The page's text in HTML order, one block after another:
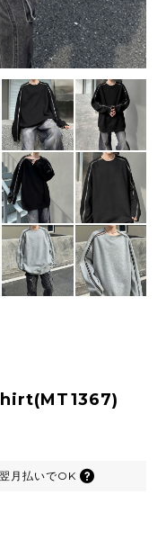
翌月払いでOK